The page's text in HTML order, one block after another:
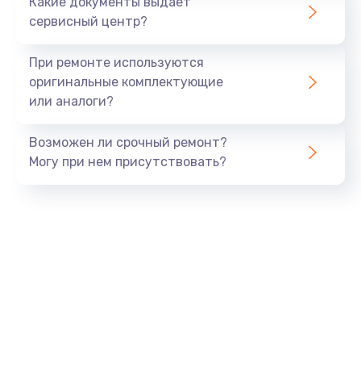
сервисный центр?
При ремонте используются
оригинальные комплектующие
или аналоги?
Возможен ли срочный ремонт?
Могу при нем присутствовать?